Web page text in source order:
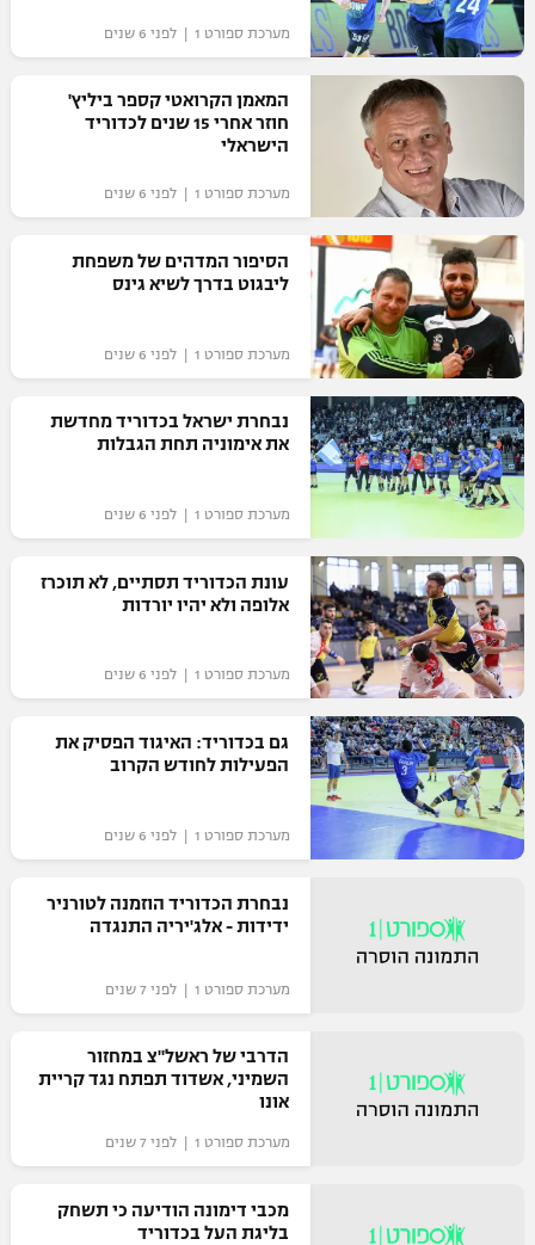
"מחצית בשכונה" – פודקאסט
משתתפים וזוכים בפרסים
תקנון משתתפים וזוכים בפרסים
תקנון עבור פעילות אלקטרה
תקנון עבור פעילות ספורט 1 – "מרלן"
טניס
גיימינג E-Sports
תנאי שימוש
מדיניות פרטיות
תקנון פעילות ספורט 1
רשיון להקרנה פומבית לבית עסק
הצטרפות לחבילת הערוצים
לוח דרושים – ג'ובנט
תגיות
המגזין
אופניים
ספורט מוטורי
כדורמים
פוטבול אמריקאי NFL
בייסבול MLB
ספורט אתגרי ואקסטרים
אומנויות לחימה
גיימינג E-Sports
מערכת ספורט 1 | לפני 6 שנים
המאמן הקרואטי קספר ביליץ'
חוזר אחרי 15 שנים לכדוריד
הישראלי
מערכת ספורט 1 | לפני 6 שנים
הסיפור המדהים של משפחת
ליבגוט בדרך לשיא גינס
מערכת ספורט 1 | לפני 6 שנים
נבחרת ישראל בכדוריד מחדשת
את אימוניה תחת הגבלות
מערכת ספורט 1 | לפני 6 שנים
עונת הכדוריד תסתיים, לא תוכרז
אלופה ולא יהיו יורדות
מערכת ספורט 1 | לפני 6 שנים
גם בכדוריד: האיגוד הפסיק את
הפעילות לחודש הקרוב
מערכת ספורט 1 | לפני 6 שנים
נבחרת הכדוריד הוזמנה לטורניר
ידידות - אלג'יריה התנגדה
מערכת ספורט 1 | לפני 7 שנים
הדרבי של ראשל"צ במחזור
השמיני, אשדוד תפתח נגד קריית
אונו
מערכת ספורט 1 | לפני 7 שנים
מכבי דימונה הודיעה כי תשחק
בליגת העל בכדוריד